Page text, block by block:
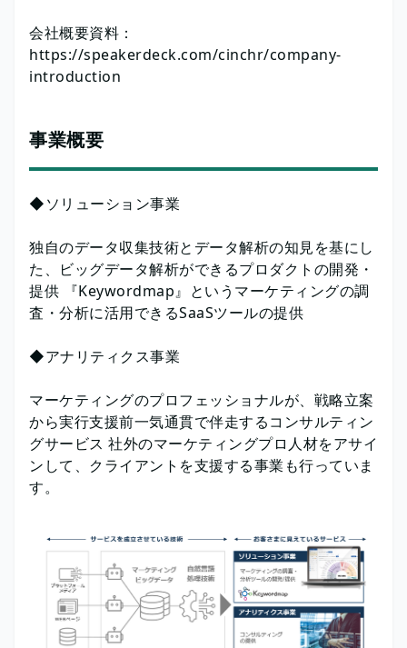
会社概要資料：
https://speakerdeck.com/cinchr/company-
introduction
事業概要
◆ソリューション事業
独自のデータ収集技術とデータ解析の知見を基にし
た、ビッグデータ解析ができるプロダクトの開発・
提供 『Keywordmap』というマーケティングの調
査・分析に活用できるSaaSツールの提供
◆アナリティクス事業
マーケティングのプロフェッショナルが、戦略立案
から実行支援前一気通貫で伴走するコンサルティン
グサービス 社外のマーケティングプロ人材をアサイ
ンして、クライアントを支援する事業も行っていま
す。